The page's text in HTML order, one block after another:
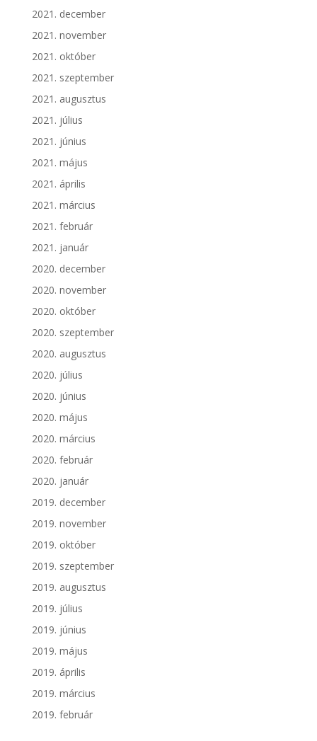
2021. december
2021. november
2021. október
2021. szeptember
2021. augusztus
2021. július
2021. június
2021. május
2021. április
2021. március
2021. február
2021. január
2020. december
2020. november
2020. október
2020. szeptember
2020. augusztus
2020. július
2020. június
2020. május
2020. március
2020. február
2020. január
2019. december
2019. november
2019. október
2019. szeptember
2019. augusztus
2019. július
2019. június
2019. május
2019. április
2019. március
2019. február